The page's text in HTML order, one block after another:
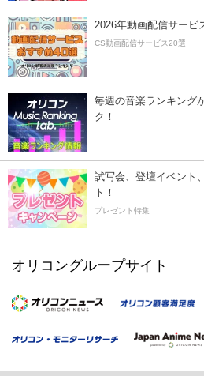
2026年動画配信サービ
CS動画配信サービス20選
毎週の音楽ランキング
ク！
試写会、登壇イベント
ト！
プレゼント特集
オリコングループサイト